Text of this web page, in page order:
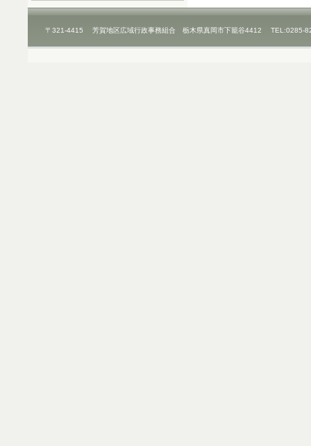
〒321-4415 芳賀地区広域行政事務組合 栃木県真岡市下籠谷4412